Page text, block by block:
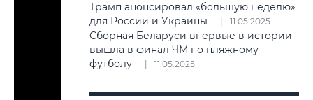
Трамп анонсировал «большую неделю»
для России и Украины
11.05.2025
Сборная Беларуси впервые в истории
вышла в финал ЧМ по пляжному
футболу
11.05.2025